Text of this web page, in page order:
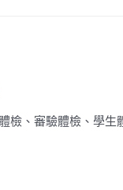
檢、審驗體檢、學